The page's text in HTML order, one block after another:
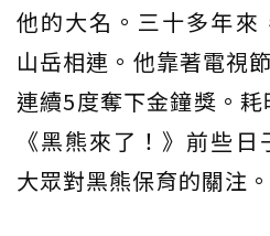
他的大名。三十多年來
山岳相連。他靠著電視
連續5度奪下金鐘獎。
《黑熊來了！》前些
大眾對黑熊保育的關注。